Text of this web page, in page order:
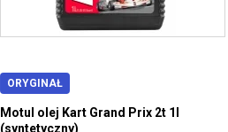
ORYGINAŁ
Motul olej Kart Grand Prix 2t 1l
(syntetyczny)